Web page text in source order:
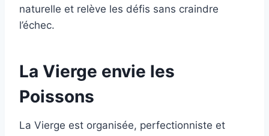
naturelle et relève les défis sans craindre
l’échec.
La Vierge envie les
Poissons
La Vierge est organisée, perfectionniste et